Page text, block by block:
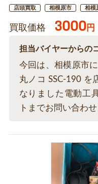
店頭買取 相模原市 相模
買取価格 3000円
担当バイヤーからの
今回は、相模原市
丸ノコ SSC-190 を
なりました電動工
トまでお問い合わせ